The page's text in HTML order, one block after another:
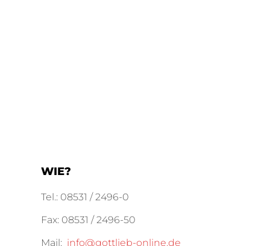
WIE?
Tel.: 08531 / 2496-0
Fax: 08531 / 2496-50
Mail: info@gottlieb-online.de